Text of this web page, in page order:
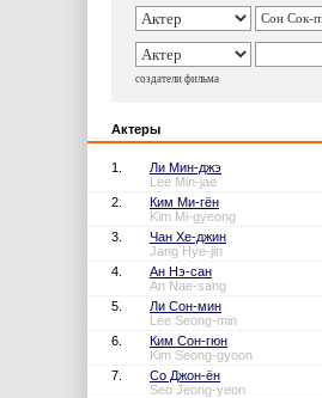
создатели фильма
Актеры
1.
Ли Мин-джэ
Lee Min-jae
2.
Ким Ми-гён
Kim Mi-gyeong
3.
Чан Хе-джин
Jang Hye-jin
4.
Ан Нэ-сан
An Nae-sang
5.
Ли Сон-мин
Lee Seong-min
6.
Ким Сон-гюн
Kim Seong-gyoon
7.
Со Джон-ён
Seo Jeong-yeon